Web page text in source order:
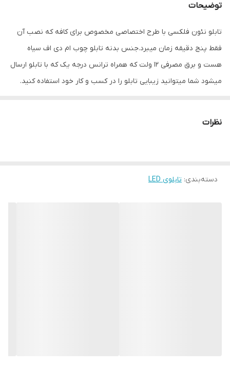
ابعاد
قابلیت‌های دستگاه بدون قابلیت ویژه
تابلوی تبلیغاتی
وزن 400 گرم
توضیحات
تابلو نئون فلکسی با طرح اختصاصی مخصوص برای کافه که نصب آن
فقط پنج دقیقه زمان میبرد.جنس بدنه تابلو چوب ام دی اف سیاه
هست و برق مصرفی 12 ولت که همراه ترانس درجه یک که با تابلو ارسال
میشود شما میتوانید زیبایی تابلو را در کسب و کار خود استفاده کنید.
نظرات
دسته‌بندی: تابلوی LED